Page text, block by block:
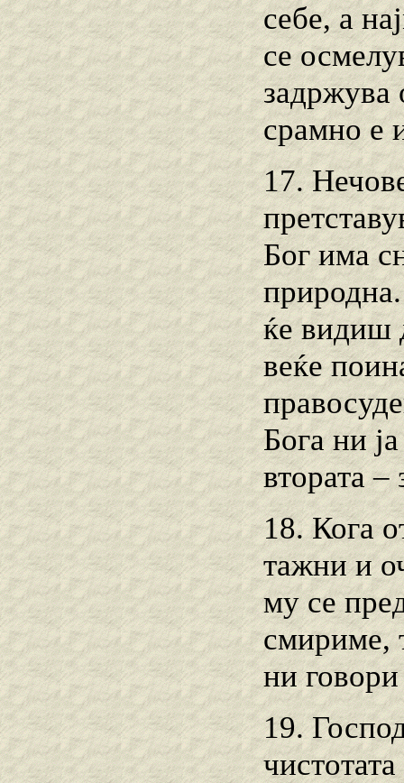
себе, а
се
задржува
срамно е
17.
Бог има
ќе видиш
веќе
Бога ни
втората –
18. Кога
тажни и
му се
смириме,
ни
19.